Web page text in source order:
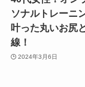
ソナルトレーニ
叶った丸いお尻
線！
2024年3月6日